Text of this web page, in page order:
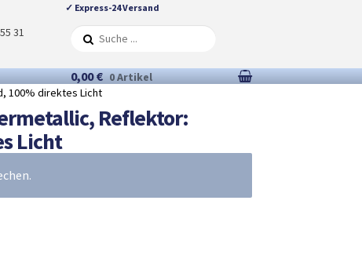
✓ Express-24 Versand
31
0,00 € 0 Artikel
100% direktes Licht
Reflektor:
Licht